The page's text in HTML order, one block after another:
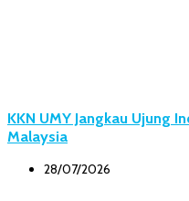
KKN UMY Jangkau Ujung
Malaysia
28/07/2026